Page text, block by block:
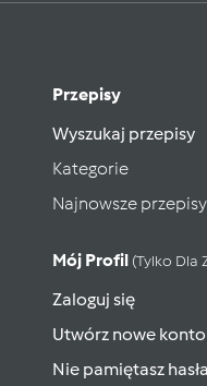
Przepisy
Wyszukaj przepisy
Kategorie
Najnowsze przepisy
Mój Profil (tylko Dla
Zaloguj się
Utwórz nowe konto
Nie pamiętasz